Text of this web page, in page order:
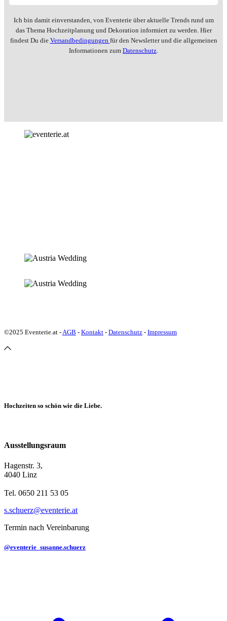
Ich bin damit einverstanden, von Eventerie über aktuelle Trends rund um
das Thema Hochzeitplanung und Dekoration informiert zu werden. Hier
findest Du die Versandbedingungen für den Newsletter und die allgemeinen
Informationen zum Datenschutz
©2025 Eventerie.at - AGB - Kontakt - Datenschutz - Impressum
Hochzeiten so schön wie die Liebe.
Ausstellungsraum
Hagenstr. 3,
4040 Linz
Tel. 0650 211 53 05
s.schuerz@eventerie.at
Termin nach Vereinbarung
@eventerie_susanne.schuerz